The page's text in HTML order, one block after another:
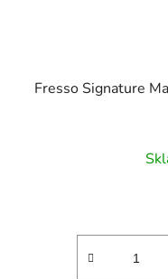
Fresso Signature